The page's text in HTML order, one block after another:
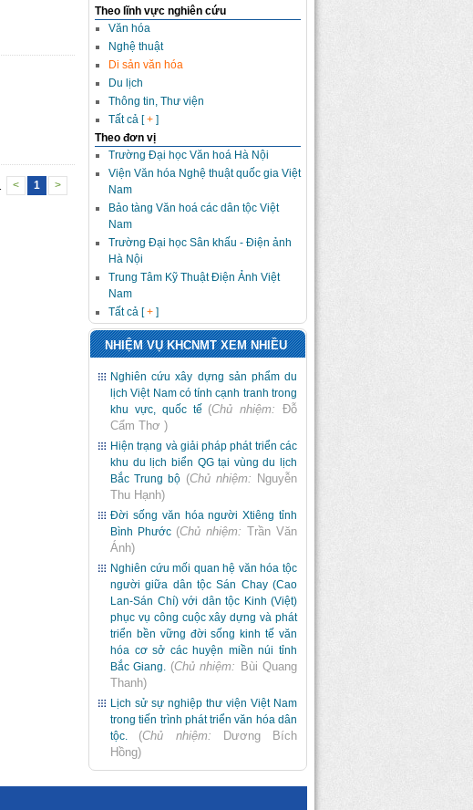
< 1 >
Theo lĩnh vực nghiên cứu
Văn hóa
Nghệ thuật
Di sản văn hóa
Du lịch
Thông tin, Thư viện
Tất cả [+ ]
Theo đơn vị
Trường Đại học Văn hoá Hà Nội
Viện Văn hóa Nghệ thuật quốc gia Việt
Nam
Bảo tàng Văn hoá các dân tộc Việt
Nam
Trường Đại học Sân khấu - Điện ảnh
Hà Nội
Trung Tâm Kỹ Thuật Điện Ảnh Việt
Nam
Tất cả [+ ]
NHIỆM VỤ KHCNMT XEM NHIỀU
Nghiên cứu xây dựng sản phẩm du
lịch Việt Nam có tính cạnh tranh trong
khu vực, quốc tế (Chủ nhiệm:
Đỗ
Cẩm Thơ )
Hiện trạng và giải pháp phát triển các
khu du lịch biển QG tại vùng du lịch
Bắc Trung bộ (Chủ nhiệm: Nguyễn
Thu Hạnh)
Đời sống văn hóa người Xtiêng tỉnh
Bình Phước (Chủ nhiệm: Trần Văn
Ánh)
Nghiên cứu mối quan hệ văn hóa tộc
người giữa dân tộc Sán Chay (Cao
Lan-Sán Chí) với dân tộc Kinh (Việt)
phục vụ công cuộc xây dựng và phát
triển bền vững đời sống kinh tế văn
hóa cơ sở các huyện miền núi tỉnh
Bắc Giang. (Chủ nhiệm: Bùi Quang
Thanh)
Lịch sử sự nghiệp thư viện Việt Nam
trong tiến trình phát triển văn hóa dân
tộc.
(Chủ nhiệm:
Dương Bích
Hồng)